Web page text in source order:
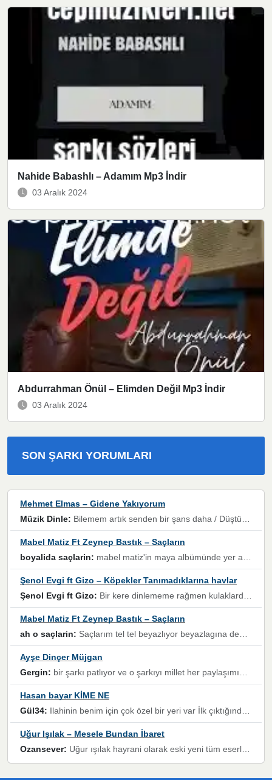
Nahide Babashlı – Adamım Mp3 İndir
03 Aralık 2024
Abdurrahman Önül – Elimden Değil Mp3 İndir
03 Aralık 2024
SON ŞARKI YORUMLARI
Mehmet Elmas – Gidene Yakıyorum
Müzik Dinle: Bilemem artık senden bir şans daha / Düştüğün zaman ben olmayacağım yanında” dizeleri, artık geçmişin tekrarına izin verilmeyeceğini, kişisel sınırların çizildiğini gösteriyor.
Mabel Matiz Ft Zeynep Bastık – Saçların
boyalida saçlarin: mabel matiz'in maya albümünde yer alan güzellerden. parça da şarkı hani! müzikal altyapısına vurulduğum, sözlerinde kaybolduğum bir parça olmuş.
Şenol Evgi ft Gizo – Köpekler Tanımadıklarına havlar
Şenol Evgi ft Gizo: Bir kere dinlememe rağmen kulaklardan gitmiyor sen sen sen sen kurban ol sen sen sen sen hayran ol yükses ses müzik dinleme sebebisiniz canlar bomba gibi patladınız maşallah
Mabel Matiz Ft Zeynep Bastık – Saçların
ah o saçlarin: Saçlarım tel tel beyazlıyor beyazlagına degil yanımda sen yoksun ona üzülüyorum günler bir bir geçiyor geçen günlere değil sensiz geçen günlere darılıyorum,Dinledikce asla kavusamayacagim ama asla unutamicagim sevdiğim adam için yanar içim
Ayşe Dinçer Müjgan
Gergin: bir şarkı patlıyor ve o şarkıyı millet her paylaşımın altına koyuyor ve öyle bir durum hal alıyor ki şarkıyı dinlemeden şarkıdan bikıyorsun Ama bu enteresan bir şekilde dillere dolanıyor millet olarak seviyoruz dertlerle boğuşurken bir yandan da göbek atmayi))) diyeceklerim bu kadar güzel hoş bir sayfa emeğinize sağlık arkadaşlar kolay gelsin
Hasan bayar KİME NE
Gül34: Ilahinin benim için çok özel bir yeri var İlk çıktığında komşum ne kadar yüksek sesle dinliyorsa orada duymuştum ve YouTube'dan aratıp Bu ilahiyi bulmuştum ve sonra müdavimi oldum günlük Ben de 3-5 kere dinleyip ezberleyip artık ilahiye bende eşlik ediyorum yüksek sesle Allah razı olsun hizmet nimettir Rabbim sizin zahmetlerinize de hayırlı nimetler versin Selam ve dua ile Allah'a emanet olun
Uğur Işılak – Mesele Bundan İbaret
Ozansever: Uğur ışılak hayrani olarak eski yeni tüm eserlerini keyifle huzurla dinleyenlerden birisiyim, emeğine saygı duyan gönül veren bunu en güzel şekilde sevenlerine ulaştıran siz değerli sayfa yöneticilerine de teşekkür ederim